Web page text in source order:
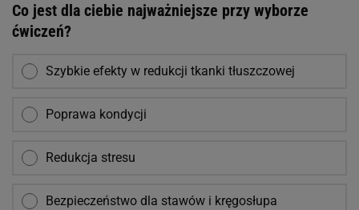
Co jest dla ciebie najważniejsze przy wyborze
ćwiczeń?
Szybkie efekty w redukcji tkanki tłuszczowej
Poprawa kondycji
Redukcja stresu
Bezpieczeństwo dla stawów i kręgosłupa